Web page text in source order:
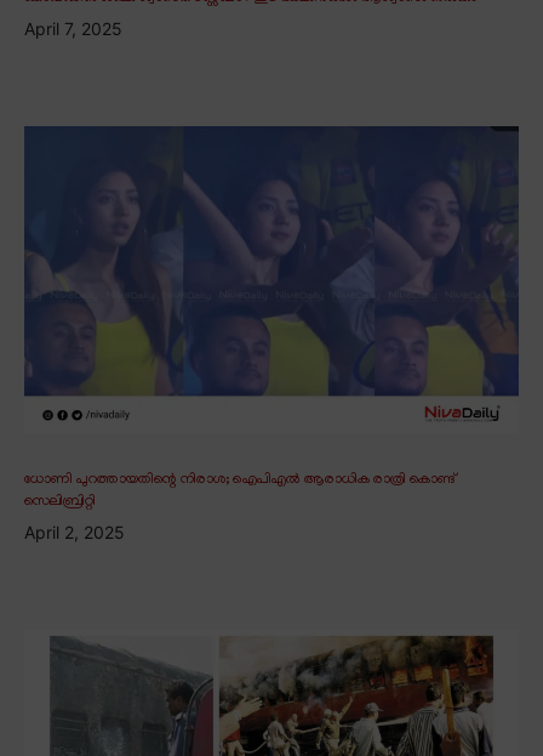
April 7, 2025
ധോണി പുറത്തായതിന്റെ നിരാശ; ഐപിഎൽ ആരാധിക രാത്രി കൊണ്ട്
സെലിബ്രിറ്റി
April 2, 2025